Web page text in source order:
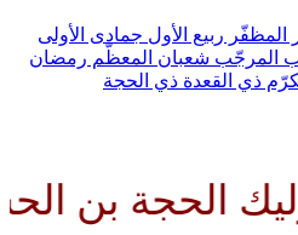
المظفّر ربيع الأول جمادى الأولى
المرجّب شعبان المعظّم رمضان
ذي القعدة ذي الحجة
بن الحسن